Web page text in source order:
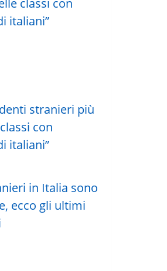
stranieri più
con
italiani”